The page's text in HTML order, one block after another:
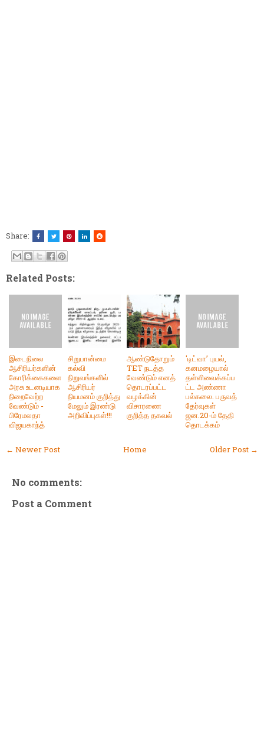
Share:
Related Posts:
இடைநிலை
ஆசிரியர்களின்
கோரிக்கைகளை
அரசு உடனடியாக
நிறைவேற்ற
வேண்டும் -
பிரேமலதா
விஜயகாந்த்
சிறுபான்மை
கல்வி
நிறுவங்களில்
ஆசிரியர்
நியமனம் குறித்து
மேலும் இரண்டு
அறிவிப்புகள்!!!
ஆண்டுதோறும்
TET நடத்த
வேண்டும் எனத்
தொடரப்பட்ட
வழக்கின்
விசாரணை
குறித்த தகவல்
'டிட்வா’ புயல்,
கனமழையால்
தள்ளிவைக்கப்ப
ட்ட அண்ணா
பல்கலை. பருவத்
தேர்வுகள்
ஜன.20-ம் தேதி
தொடக்கம்
← Newer Post Older Post →
Home
No comments:
Post a Comment